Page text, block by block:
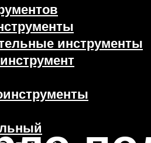
инструменты